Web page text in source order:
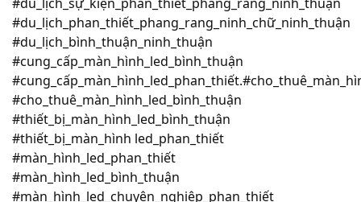
#du_lịch_phan_thiết_phang_rang_ninh_chữ_ninh_thuận
#du_lịch_bình_thuận_ninh_thuận
#cung_cấp_màn_hình_led_bình_thuận
#cho_thuê_màn_hình_led_bình_thuận
#thiết_bị_màn_hình_led_bình_thuận
#thiết_bị_màn_hình led_phan_thiết
#màn_hình_led_phan_thiết
#màn_hình_led_bình_thuận
#màn_hình_led_chuyên_nghiệp_phan_thiết